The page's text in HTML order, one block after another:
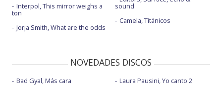
Interpol, This mirror weighs a
ton
Jorja Smith, What are the odds
sound
Camela, Titánicos
NOVEDADES DISCOS
Bad Gyal, Más cara
Laura Pausini, Yo canto 2